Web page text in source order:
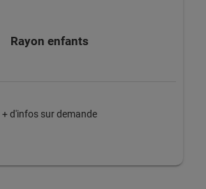
Rayon enfants
+ d'infos sur demande